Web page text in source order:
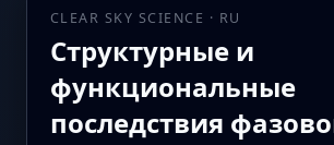
CLEAR SKY SCIENCE · RU
Структурные и
функциональные
последствия